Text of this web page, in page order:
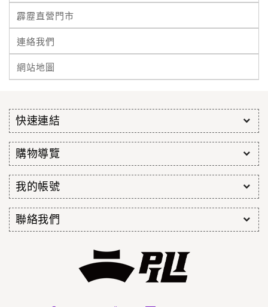
霹靂直營門市
連絡我們
網站地圖
快速連結
購物導覽
我的帳號
聯絡我們